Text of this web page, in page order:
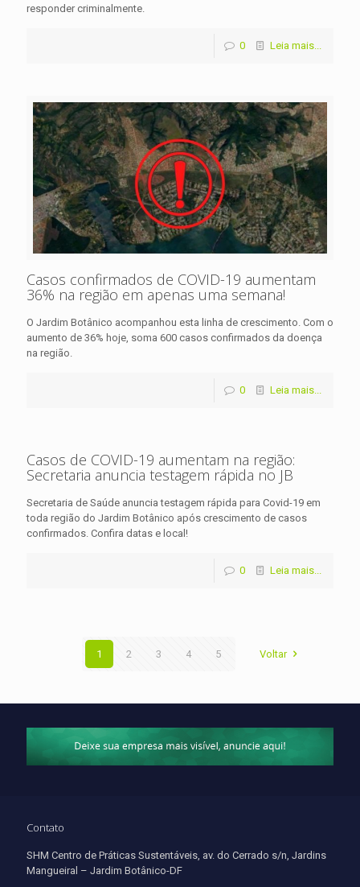
responder criminalmente.
0 Leia mais...
Casos confirmados de COVID-19 aumentam
36% na região em apenas uma semana!
O Jardim Botânico acompanhou esta linha de crescimento. Com o
aumento de 36% hoje, soma 600 casos confirmados da doença
na região.
0 Leia mais...
Casos de COVID-19 aumentam na região:
Secretaria anuncia testagem rápida no JB
Secretaria de Saúde anuncia testagem rápida para Covid-19 em
toda região do Jardim Botânico após crescimento de casos
confirmados. Confira datas e local!
0 Leia mais...
1 2 3 4 5 Voltar
Contato
SHM Centro de Práticas Sustentáveis, av. do Cerrado s/n, Jardins
Mangueiral – Jardim Botânico-DF